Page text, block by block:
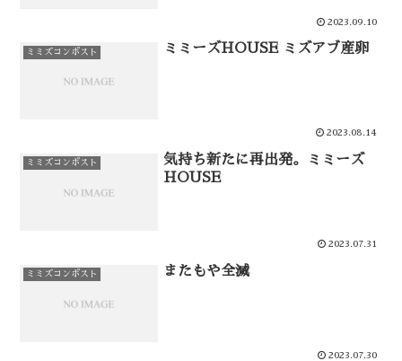
2023.09.10
ミミズコンポスト ミミーズHOUSE ミズアブ産卵
2023.08.14
ミミズコンポスト
気持ち新たに再出発。ミミーズ
HOUSE
2023.07.31
ミミズコンポスト またもや全滅
2023.07.30